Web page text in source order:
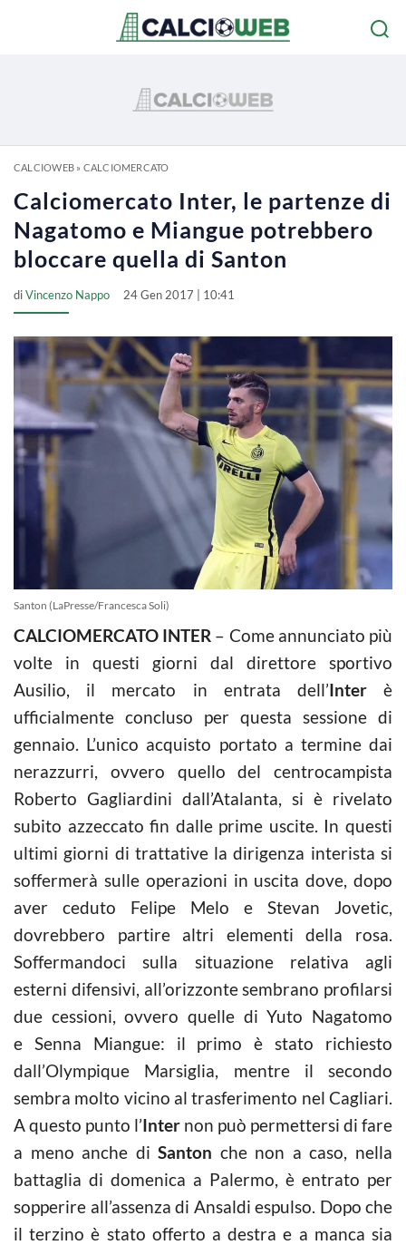
CALCIOWEB» CALCIOMERCATO
Calciomercato Inter, le partenze di
Nagatomo e Miangue potrebbero
bloccare quella di Santon
diVincenzo Nappo 24 Gen 2017 | 10:41
Santon (LaPresse/Francesca Soli)
CALCIOMERCATO INTER – Come annunciato più
volte in questi giorni dal direttore sportivo
Ausilio, il mercato in entrata dell’Interè
ufficialmente concluso per questa sessione di
gennaio. L’unico acquisto portato a termine dai
nerazzurri, ovvero quello del centrocampista
Roberto Gagliardini dall’Atalanta, si è rivelato
subito azzeccato fin dalle prime uscite. In questi
ultimi giorni di trattative la dirigenza interista si
soffermerà sulle operazioni in uscita dove, dopo
aver ceduto Felipe Melo e Stevan Jovetic,
dovrebbero partire altri elementi della rosa.
Soffermandoci sulla situazione relativa agli
esterni difensivi, all’orizzonte sembrano profilarsi
due cessioni, ovvero quelle di Yuto Nagatomo
e Senna Miangue: il primo è stato richiesto
dall’Olympique Marsiglia, mentre il secondo
sembra molto vicino al trasferimento nel Cagliari.
A questo punto l’Inter non può permettersi di fare
a meno anche diSanton che non a caso, nella
battaglia di domenica a Palermo, è entrato per
sopperire all’assenza di Ansaldi espulso. Dopo che
il terzino è stato offerto a destra e a manca sia